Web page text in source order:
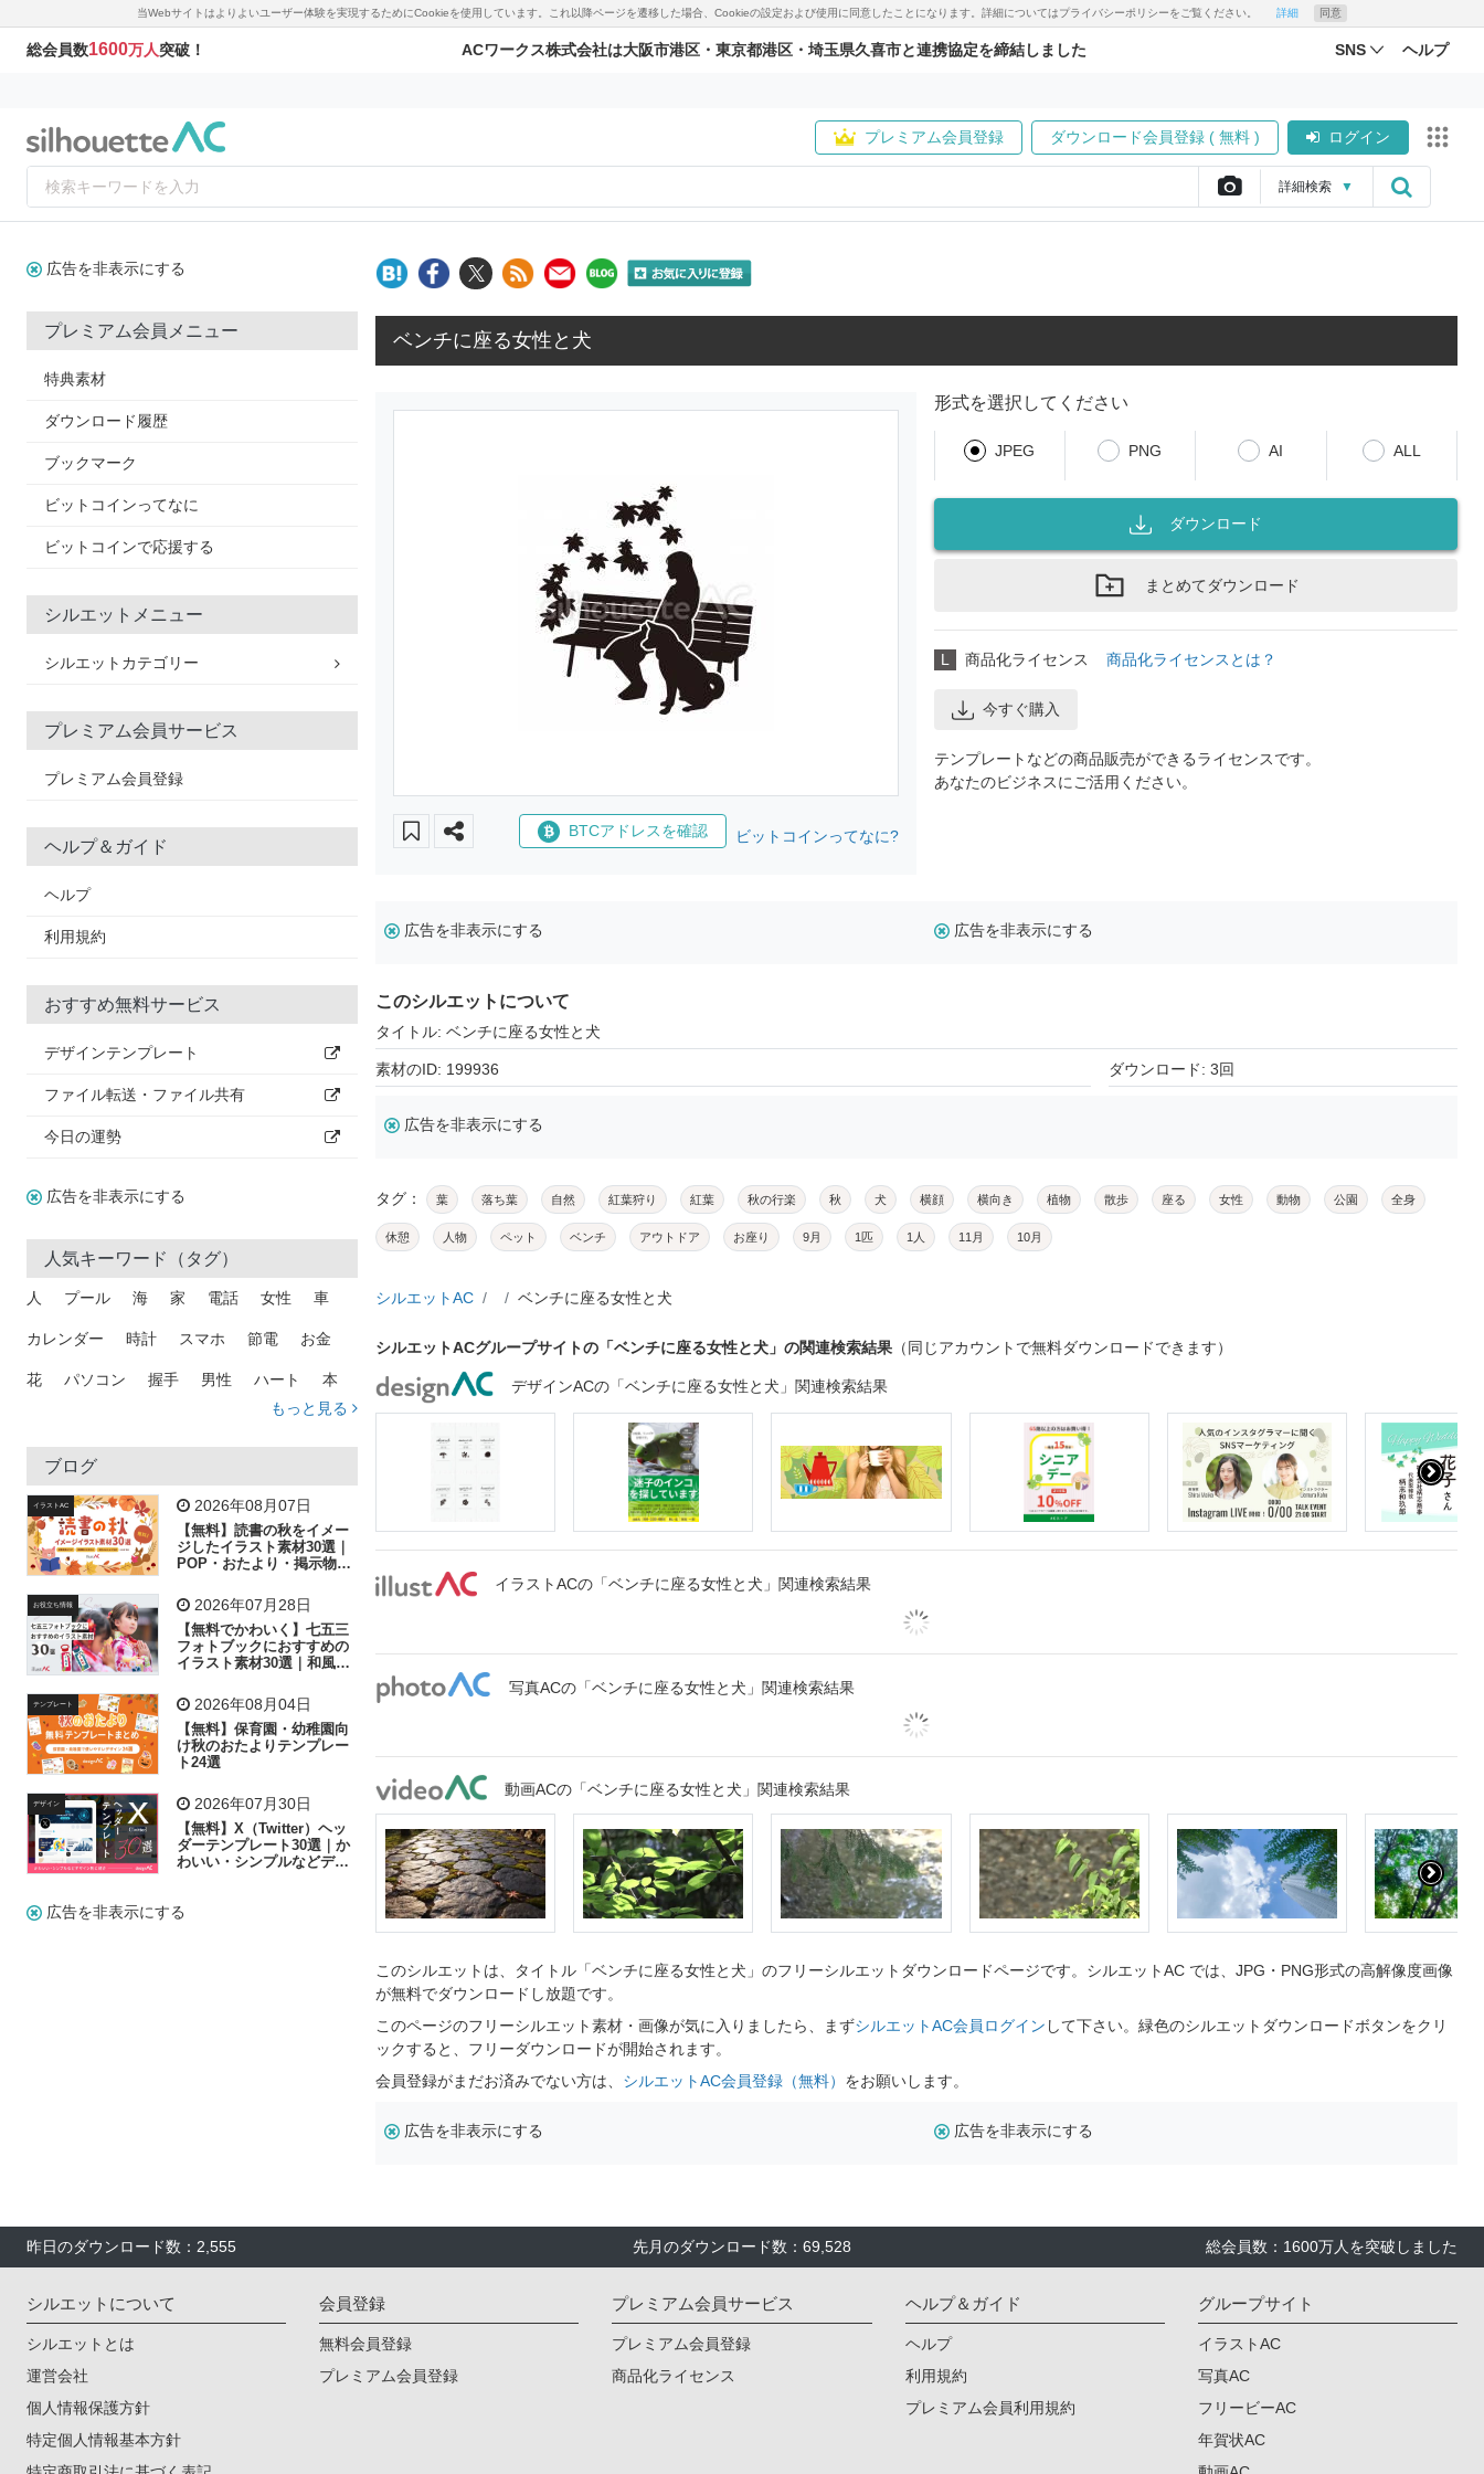
当Webサイトはよりよいユーザー体験を実現するためにCookieを使用しています。これ以降ページを遷移した場合、Cookieの設定および使用に同意したことになります。詳細についてはプライバシーポリシーをご覧ください。 詳細 同意
総会員数1600万人突破！ ACワークス株式会社は大阪市港区・東京都港区・埼玉県久喜市と連携協定を締結しました SNS ヘルプ
プレミアム会員登録 ダウンロード会員登録 ( 無料 ) ログイン
詳細検索 ▼
広告を非表示にする
プレミアム会員メニュー
特典素材
ダウンロード履歴
ブックマーク
ビットコインってなに
ビットコインで応援する
シルエットメニュー
シルエットカテゴリー
プレミアム会員サービス
プレミアム会員登録
ヘルプ＆ガイド
ヘルプ
利用規約
おすすめ無料サービス
デザインテンプレート
ファイル転送・ファイル共有
今日の運勢
広告を非表示にする
人気キーワード（タグ）
人 プール 海 家 電話 女性 車
カレンダー 時計 スマホ 節電 お金
花 パソコン 握手 男性 ハート 本
トラック 木
吹き出し
飛行機 グラフ ビル 魚 家族 書類
歩く 工場 会社 太陽 キラキラ
子供 作業員 葉 相談 ピクトグラム
もっと見る
ブログ
イラストAC 2026年08月07日
【無料】読書の秋をイメー
ジしたイラスト素材30選｜
POP・おたより・掲示物に
お役立ち情報 2026年07月28日
【無料でかわいく】七五三
フォトブックにおすすめの
イラスト素材30選｜和風の
テンプレート 2026年08月04日
【無料】保育園・幼稚園向
け秋のおたよりテンプレー
ト24選
デザイン 2026年07月30日
【無料】X（Twitter）ヘッ
ダーテンプレート30選｜か
わいい・シンプルなどデザ
広告を非表示にする
ベンチに座る女性と犬
BTCアドレスを確認 ビットコインってなに?
形式を選択してください
JPEG PNG AI ALL
ダウンロード
まとめてダウンロード
L 商品化ライセンス 商品化ライセンスとは？
今すぐ購入
テンプレートなどの商品販売ができるライセンスです。
あなたのビジネスにご活用ください。
広告を非表示にする 広告を非表示にする
このシルエットについて
タイトル: ベンチに座る女性と犬
素材のID: 199936 ダウンロード: 3回
広告を非表示にする
タグ： 葉 落ち葉 自然 紅葉狩り 紅葉 秋の行楽 秋 犬 横顔 横向き 植物 散歩 座る 女性 動物 公園 全身
休憩 人物 ペット ベンチ アウトドア お座り 9月 1匹 1人 11月 10月
シルエットAC ベンチに座る女性と犬
シルエットACグループサイトの「ベンチに座る女性と犬」の関連検索結果 （同じアカウントで無料ダウンロードできます）
デザインACの「ベンチに座る女性と犬」関連検索結果
イラストACの「ベンチに座る女性と犬」関連検索結果
写真ACの「ベンチに座る女性と犬」関連検索結果
動画ACの「ベンチに座る女性と犬」関連検索結果
このシルエットは、タイトル「ベンチに座る女性と犬」のフリーシルエットダウンロードページです。シルエットAC では、JPG・PNG形式の高解像度画像
が無料でダウンロードし放題です。
このページのフリーシルエット素材・画像が気に入りましたら、まずシルエットAC会員ログイン して下さい。緑色のシルエットダウンロードボタンをクリ
ックすると、フリーダウンロードが開始されます。
会員登録がまだお済みでない方は、 シルエットAC会員登録（無料） をお願いします。
広告を非表示にする 広告を非表示にする
昨日のダウンロード数：2,555 先月のダウンロード数：69,528 総会員数：1600万人を突破しました
シルエットについて
シルエットとは
運営会社
個人情報保護方針
特定個人情報基本方針
会員登録
無料会員登録
プレミアム会員登録
プレミアム会員サービス
プレミアム会員登録
商品化ライセンス
ヘルプ＆ガイド
ヘルプ
利用規約
プレミアム会員利用規約
グループサイト
イラストAC
写真AC
フリービーAC
年賀状AC